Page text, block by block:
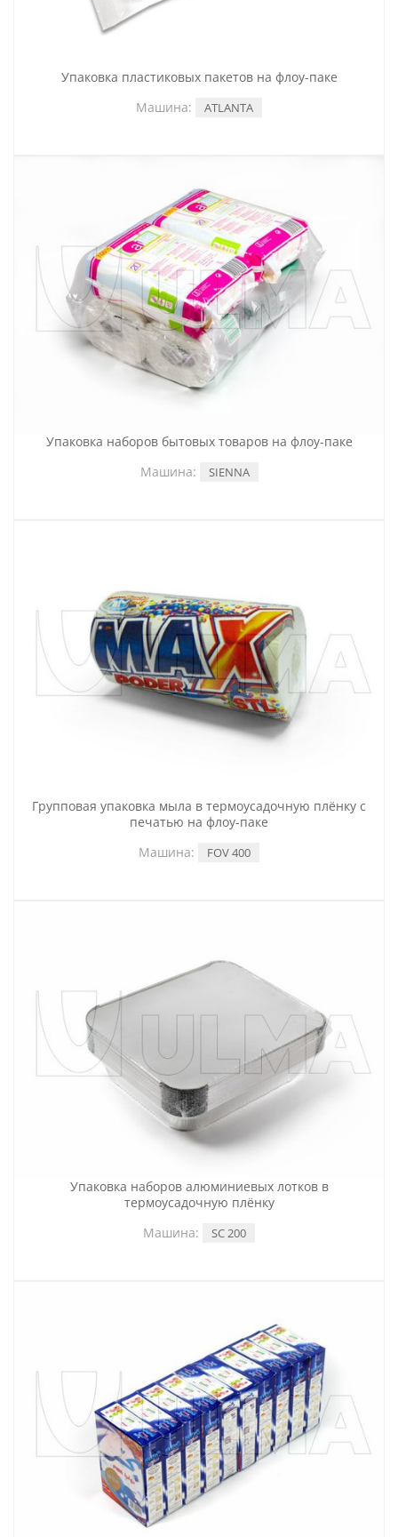
Упаковка пластиковых пакетов на флоу-паке
Машина:
ATLANTA
Упаковка наборов бытовых товаров на флоу-паке
Машина:
SIENNA
Групповая упаковка мыла в термоусадочную плёнку с
печатью на флоу-паке
Машина:
FOV 400
Упаковка наборов алюминиевых лотков в
термоусадочную плёнку
Машина:
SC 200